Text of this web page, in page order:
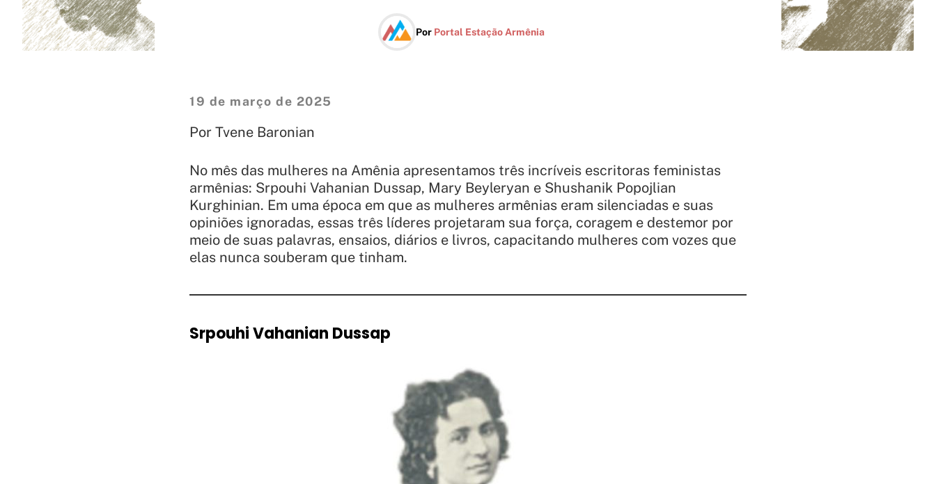
Por Portal Estação Armênia
19 de março de 2025
Por Tvene Baronian
No mês das mulheres na Amênia apresentamos três incríveis escritoras feministas
armênias: Srpouhi Vahanian Dussap, Mary Beyleryan e Shushanik Popojlian
Kurghinian. Em uma época em que as mulheres armênias eram silenciadas e suas
opiniões ignoradas, essas três líderes projetaram sua força, coragem e destemor por
meio de suas palavras, ensaios, diários e livros, capacitando mulheres com vozes que
elas nunca souberam que tinham.
Srpouhi Vahanian Dussap